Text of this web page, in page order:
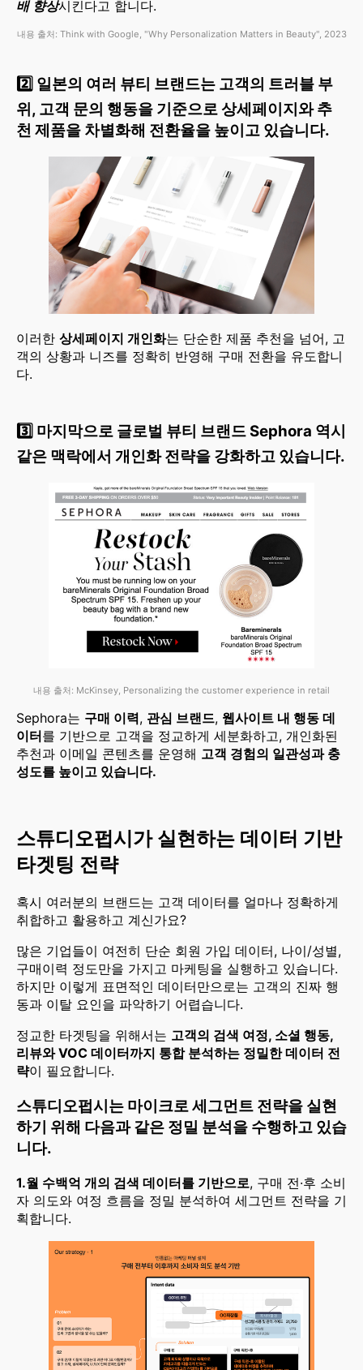
배 향상시킨다고 합니다.
내용 출처: Think with Google, "Why Personalization Matters in Beauty", 2023
2️⃣ 일본의 여러 뷰티 브랜드는 고객의 트러블 부
위, 고객 문의 행동을 기준으로 상세페이지와 추
천 제품을 차별화해 전환율을 높이고 있습니다.
이러한 상세페이지 개인화는 단순한 제품 추천을 넘어, 고
객의 상황과 니즈를 정확히 반영해 구매 전환을 유도합니
다.
3️⃣ 마지막으로 글로벌 뷰티 브랜드 Sephora 역시
같은 맥락에서 개인화 전략을 강화하고 있습니다.
내용 출처: McKinsey, Personalizing the customer experience in retail
Sephora는 구매 이력, 관심 브랜드, 웹사이트 내 행동 데
이터를 기반으로 고객을 정교하게 세분화하고, 개인화된
추천과 이메일 콘텐츠를 운영해 고객 경험의 일관성과 충
성도를 높이고 있습니다.
스튜디오펍시가 실현하는 데이터 기반
타겟팅 전략
혹시 여러분의 브랜드는 고객 데이터를 얼마나 정확하게
취합하고 활용하고 계신가요?
많은 기업들이 여전히 단순 회원 가입 데이터, 나이/성별,
구매이력 정도만을 가지고 마케팅을 실행하고 있습니다.
하지만 이렇게 표면적인 데이터만으로는 고객의 진짜 행
동과 이탈 요인을 파악하기 어렵습니다.
정교한 타겟팅을 위해서는 고객의 검색 여정, 소셜 행동,
리뷰와 VOC 데이터까지 통합 분석하는 정밀한 데이터 전
략이 필요합니다.
스튜디오펍시는 마이크로 세그먼트 전략을 실현
하기 위해 다음과 같은 정밀 분석을 수행하고 있습
니다.
1.월 수백억 개의 검색 데이터를 기반으로, 구매 전·후 소비
자 의도와 여정 흐름을 정밀 분석하여 세그먼트 전략을 기
획합니다.